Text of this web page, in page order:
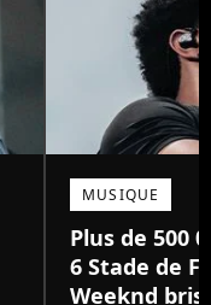
MUSIQUE
Plus de 500
6 Stade de
Weeknd